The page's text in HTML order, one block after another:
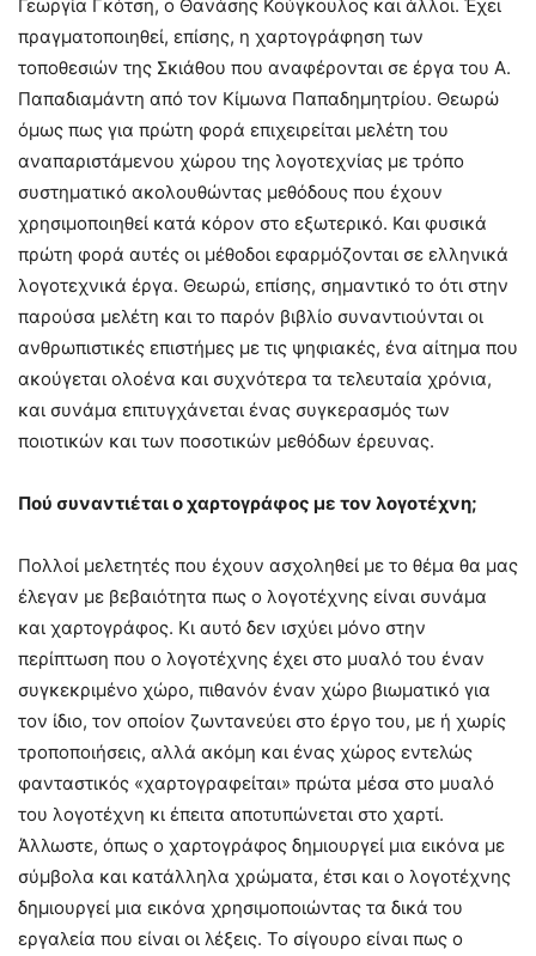
Γεωργία Γκότση, ο Θανάσης Κούγκουλος και άλλοι. Έχει
πραγματοποιηθεί, επίσης, η χαρτογράφηση των
τοποθεσιών της Σκιάθου που αναφέρονται σε έργα του Α.
Παπαδιαμάντη από τον Κίμωνα Παπαδημητρίου. Θεωρώ
όμως πως για πρώτη φορά επιχειρείται μελέτη του
αναπαριστάμενου χώρου της λογοτεχνίας με τρόπο
συστηματικό ακολουθώντας μεθόδους που έχουν
χρησιμοποιηθεί κατά κόρον στο εξωτερικό. Και φυσικά
πρώτη φορά αυτές οι μέθοδοι εφαρμόζονται σε ελληνικά
λογοτεχνικά έργα. Θεωρώ, επίσης, σημαντικό το ότι στην
παρούσα μελέτη και το παρόν βιβλίο συναντιούνται οι
ανθρωπιστικές επιστήμες με τις ψηφιακές, ένα αίτημα που
ακούγεται ολοένα και συχνότερα τα τελευταία χρόνια,
και συνάμα επιτυγχάνεται ένας συγκερασμός των
ποιοτικών και των ποσοτικών μεθόδων έρευνας.
Πού συναντιέται ο χαρτογράφος με τον λογοτέχνη;
Πολλοί μελετητές που έχουν ασχοληθεί με το θέμα θα μας
έλεγαν με βεβαιότητα πως ο λογοτέχνης είναι συνάμα
και χαρτογράφος. Κι αυτό δεν ισχύει μόνο στην
περίπτωση που ο λογοτέχνης έχει στο μυαλό του έναν
συγκεκριμένο χώρο, πιθανόν έναν χώρο βιωματικό για
τον ίδιο, τον οποίον ζωντανεύει στο έργο του, με ή χωρίς
τροποποιήσεις, αλλά ακόμη και ένας χώρος εντελώς
φανταστικός «χαρτογραφείται» πρώτα μέσα στο μυαλό
του λογοτέχνη κι έπειτα αποτυπώνεται στο χαρτί.
Άλλωστε, όπως ο χαρτογράφος δημιουργεί μια εικόνα με
σύμβολα και κατάλληλα χρώματα, έτσι και ο λογοτέχνης
δημιουργεί μια εικόνα χρησιμοποιώντας τα δικά του
εργαλεία που είναι οι λέξεις. Το σίγουρο είναι πως ο